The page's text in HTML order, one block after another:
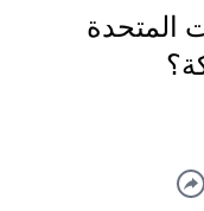
المتحدة